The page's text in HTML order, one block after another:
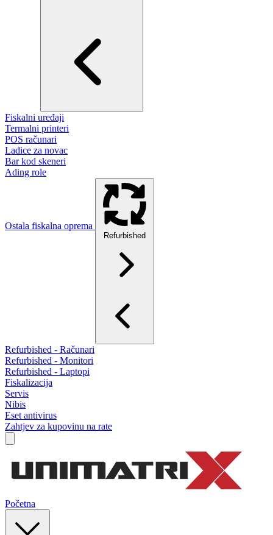
Fiskalni uređaji
Termalni printeri
POS računari
Ladice za novac
Bar kod skeneri
Ading role
Ostala fiskalna oprema
Refurbished
Refurbished - Računari
Refurbished - Monitori
Refurbished - Laptopi
Fiskalizacija
Servis
Nibis
Eset antivirus
Zahtjev za kupovinu na rate
Početna